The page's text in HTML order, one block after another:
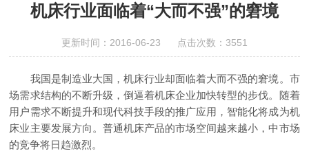
机床行业面临着“大而不强”的窘境
更新时间：2016-06-23 点击次数：3551
我国是制造业大国，机床行业却面临着大而不强的窘境。市
场需求结构的不断升级，倒逼着机床企业加快转型的步伐。随着
用户需求不断提升和现代科技手段的推广应用，智能化将成为机
床业主要发展方向。普通机床产品的市场空间越来越小，中市场
的竞争将日趋激烈。